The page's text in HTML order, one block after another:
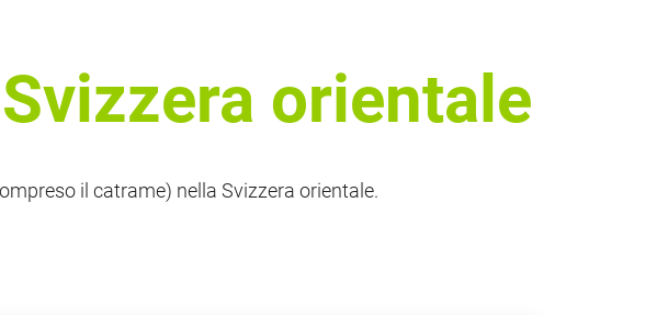
orientale
il catrame) nella Svizzera orientale.